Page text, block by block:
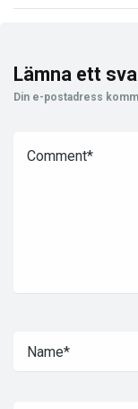
Lämna ett
Din e-postadress